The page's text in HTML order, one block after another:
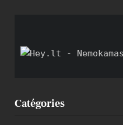
Catégories